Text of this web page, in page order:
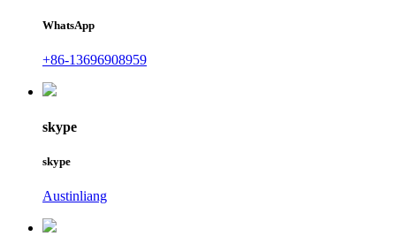
WhatsApp
+86-13696908959
skype
skype
Austinliang